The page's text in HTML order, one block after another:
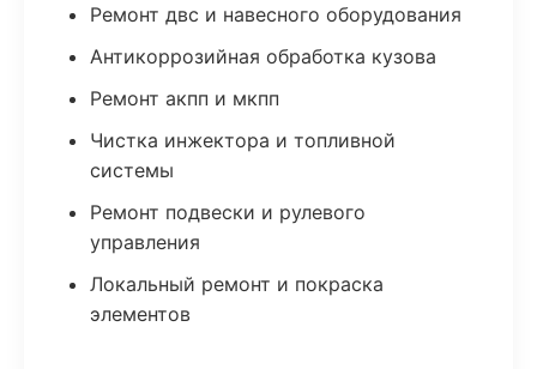
Ремонт двс и навесного оборудования
Антикоррозийная обработка кузова
Ремонт акпп и мкпп
Чистка инжектора и топливной
системы
Ремонт подвески и рулевого
управления
Локальный ремонт и покраска
элементов